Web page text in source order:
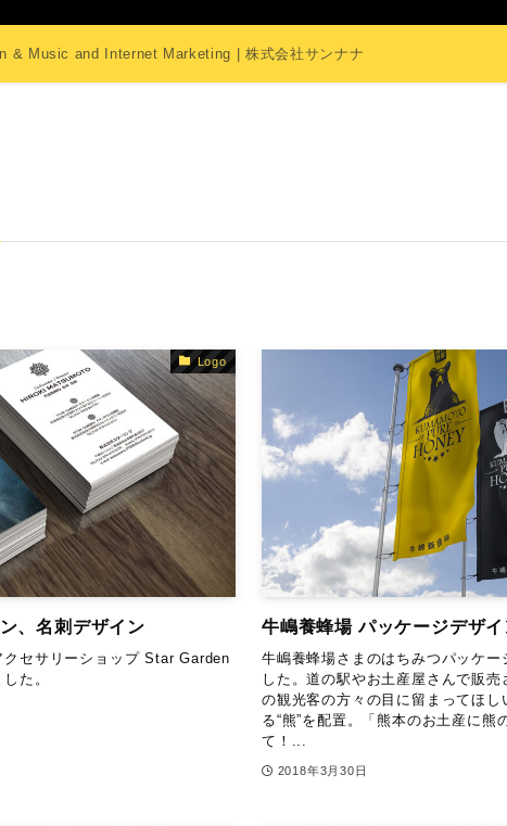
& Music and Internet Marketing | 株式会社サンナナ
Logo
、名刺デザイン
セサリーショップ Star Garden
た。
牛嶋養蜂場 パッケージデザイ
牛嶋養蜂場さまのはちみつパッケー
した。道の駅やお土産屋さんで販
の観光客の方々の目に留まってほ
る“熊”を配置。「熊本のお土産に熊
て！...
2018年3月30日